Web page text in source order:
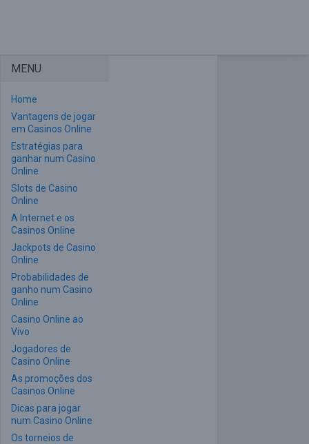
MENU
Home
Vantagens de jogar
em Casinos Online
Estratégias para
ganhar num Casino
Online
Slots de Casino
Online
A Internet e os
Casinos Online
Jackpots de Casino
Online
Probabilidades de
ganho num Casino
Online
Casino Online ao
Vivo
Jogadores de
Casino Online
As promoções dos
Casinos Online
Dicas para jogar
num Casino Online
Os torneios de